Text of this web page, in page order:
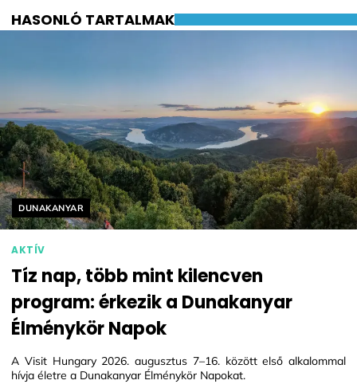
HASONLÓ TARTALMAK
Helyszín címkék:
DUNAKANYAR
AKTÍV
Tíz nap, több mint kilencven
program: érkezik a Dunakanyar
Élménykör Napok
A Visit Hungary 2026. augusztus 7–16. között első alkalommal
hívja életre a Dunakanyar Élménykör Napokat.